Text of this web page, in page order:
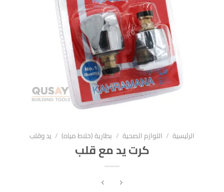
الرئيسية / اللوازم الصحية / بطارية (خلاط مياه) / يد وقلب
كرت يد مع قلب